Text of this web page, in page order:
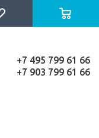
+7 495 799 61 66
+7 903 799 61 66